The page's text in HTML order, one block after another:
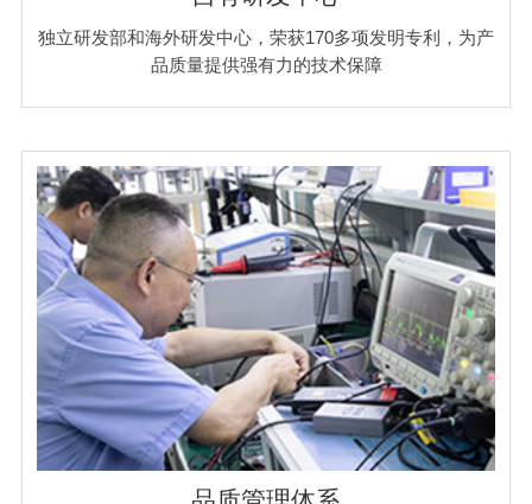
独立研发部和海外研发中心，荣获170多项发明专利，为产
品质量提供强有力的技术保障